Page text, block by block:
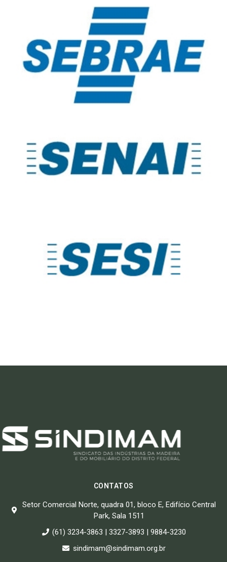
CONTATOS
Setor Comercial Norte, quadra 01, bloco E, Edifício Central
Park, Sala 1511
(61) 3234-3863 | 3327-3893 | 9884-3230
sindimam@sindimam.org.br